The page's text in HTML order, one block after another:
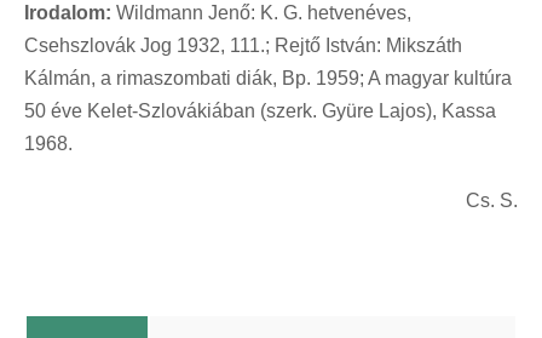
Irodalom: Wildmann Jenő: K. G. hetvenéves,
Csehszlovák Jog 1932, 111.; Rejtő István: Mikszáth
Kálmán, a rimaszombati diák, Bp. 1959; A magyar kultúra
50 éve Kelet-Szlovákiában (szerk. Gyüre Lajos), Kassa
1968.
Cs. S.